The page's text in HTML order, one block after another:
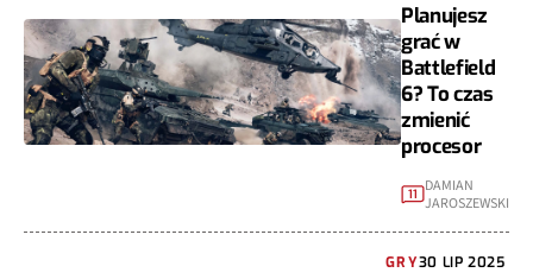
Planujesz
grać w
Battlefield
6? To czas
zmienić
procesor
11
DAMIAN
JAROSZEWSKI
GRY30 LIP 2025